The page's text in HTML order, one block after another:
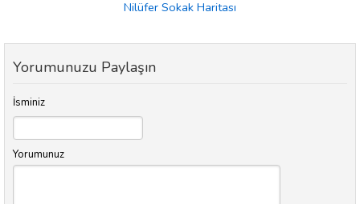
Nilüfer Sokak Haritası
Yorumunuzu Paylaşın
İsminiz
Yorumunuz